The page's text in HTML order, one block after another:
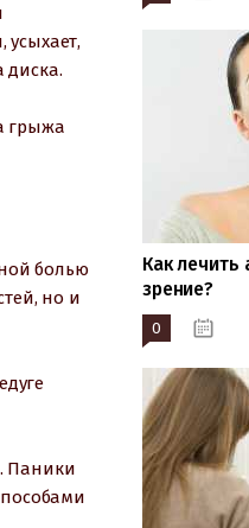
усыхает,
диска.
грыжа
болью
но и
Паники
Как лечить
зрение?
0